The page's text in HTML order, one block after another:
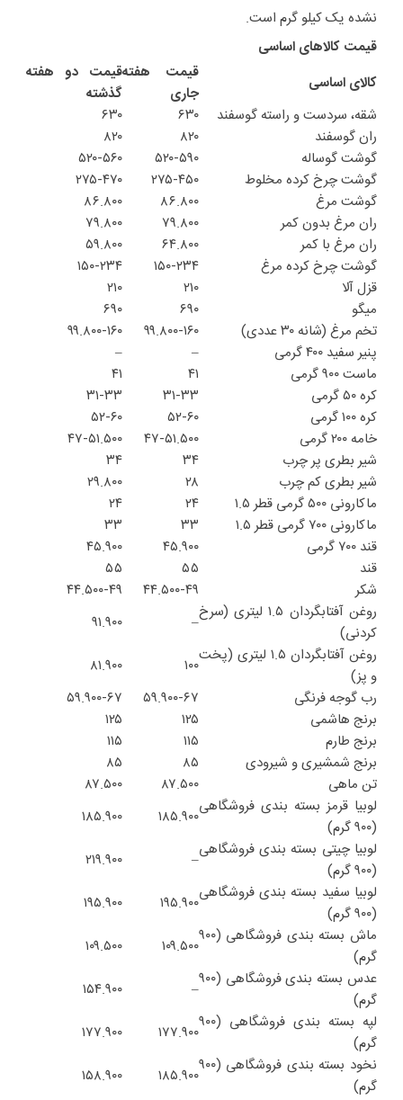
نشده یک کیلو گرم است.
قیمت کالاهای اساسی
کالای اساسی
قیمت هفته
جاری
قیمت دو هفته
گذشته
شقه، سردست و راسته گوسفند
۶۳۰
۶۳۰
ران گوسفند
۸۲۰
۸۲۰
گوشت گوساله
۵۲۰-۵۹۰
۵۲۰-۵۶۰
گوشت چرخ کرده مخلوط
۲۷۵-۴۵۰
۲۷۵-۴۷۰
گوشت مرغ
۸۶.۸۰۰
۸۶.۸۰۰
ران مرغ بدون کمر
۷۹.۸۰۰
۷۹.۸۰۰
ران مرغ با کمر
۶۴.۸۰۰
۵۹.۸۰۰
گوشت چرخ کرده مرغ
۱۵۰-۲۳۴
۱۵۰-۲۳۴
قزل آلا
۲۱۰
۲۱۰
میگو
۶۹۰
۶۹۰
تخم مرغ (شانه ۳۰ عددی)
۹۹.۸۰۰-۱۶۰
۹۹.۸۰۰-۱۶۰
پنیر سفید ۴۰۰ گرمی
–
–
ماست ۹۰۰ گرمی
۴۱
۴۱
کره ۵۰ گرمی
۳۱-۳۳
۳۱-۳۳
کره ۱۰۰ گرمی
۵۲-۶۰
۵۲-۶۰
خامه ۲۰۰ گرمی
۴۷-۵۱.۵۰۰
۴۷-۵۱.۵۰۰
شیر بطری پر چرب
۳۴
۳۴
شیر بطری کم چرب
۲۸
۲۹.۸۰۰
ماکارونی ۵۰۰ گرمی قطر ۱.۵
۲۴
۲۴
ماکارونی ۷۰۰ گرمی قطر ۱.۵
۳۳
۳۳
قند ۷۰۰ گرمی
۴۵.۹۰۰
۴۵.۹۰۰
قند
۵۵
۵۵
شکر
۴۴.۵۰۰-۴۹
۴۴.۵۰۰-۴۹
روغن آفتابگردان ۱.۵ لیتری (سرخ
کردنی)
–
۹۱.۹۰۰
روغن آفتابگردان ۱.۵ لیتری (پخت
و پز)
۱۰۰
۸۱.۹۰۰
رب گوجه فرنگی
۵۹.۹۰۰-۶۷
۵۹.۹۰۰-۶۷
برنج هاشمی
۱۲۵
۱۲۵
برنج طارم
۱۱۵
۱۱۵
برنج شمشیری و شیرودی
۸۵
۸۵
تن ماهی
۸۷.۵۰۰
۸۷.۵۰۰
لوبیا قرمز بسته بندی فروشگاهی
(۹۰۰ گرم)
۱۸۵.۹۰۰
۱۸۵.۹۰۰
لوبیا چیتی بسته بندی فروشگاهی
(۹۰۰ گرم)
–
۲۱۹.۹۰۰
لوبیا سفید بسته بندی فروشگاهی
(۹۰۰ گرم)
۱۹۵.۹۰۰
۱۹۵.۹۰۰
ماش بسته بندی فروشگاهی (۹۰۰
گرم)
۱۰۹.۵۰۰
۱۰۹.۵۰۰
عدس بسته بندی فروشگاهی (۹۰۰
گرم)
–
۱۵۴.۹۰۰
لپه بسته بندی فروشگاهی (۹۰۰
گرم)
۱۷۷.۹۰۰
۱۷۷.۹۰۰
نخود بسته بندی فروشگاهی (۹۰۰
گرم)
۱۸۵.۹۰۰
۱۵۸.۹۰۰